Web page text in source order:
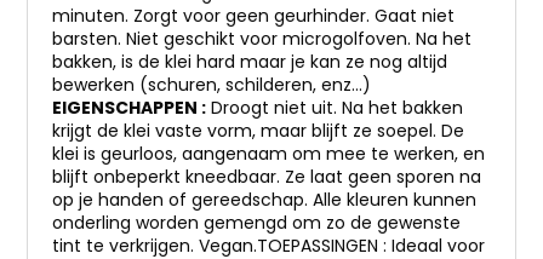
minuten. Zorgt voor geen geurhinder. Gaat niet
barsten. Niet geschikt voor microgolfoven. Na het
bakken, is de klei hard maar je kan ze nog altijd
bewerken (schuren, schilderen, enz…)
EIGENSCHAPPEN : Droogt niet uit. Na het bakken
krijgt de klei vaste vorm, maar blijft ze soepel. De
klei is geurloos, aangenaam om mee te werken, en
blijft onbeperkt kneedbaar. Ze laat geen sporen na
op je handen of gereedschap. Alle kleuren kunnen
onderling worden gemengd om zo de gewenste
tint te verkrijgen. Vegan.TOEPASSINGEN : Ideaal voor